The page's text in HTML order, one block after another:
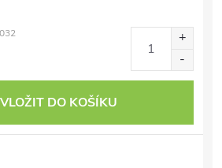
VLOŽIT DO KOŠÍKU